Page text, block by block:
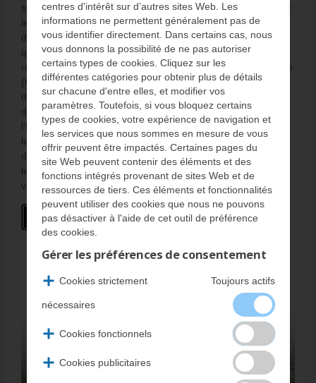
toute l’information sur les privilèges exécutoires existants sur
le véhicule à l’échelle du Canada, les données
d’immatriculation (ainsi que l’information de catégorisation,
qui vous informe si le véhicule a été volé, récupéré,
reconstruit, ou jugé irréparable, etc.) et l’historique américain
(le cas échéant). De plus, ce rapport fournit les données
d’importation du Canada et des États-Unis, les données
d’odomètre, l’historique de parties indépendantes et
l’historique de réclamation d’assurance au Canada (incluant
les dates et les montants réclamés ainsi que l’information
d’estimation de collision), de sorte que vous connaissez tout
le passé du véhicule et qu’aucune mauvaise surprise ne
vous attend.
centres d'intérêt sur d’autres sites Web. Les
informations ne permettent généralement pas de
vous identifier directement. Dans certains cas, nous
vous donnons la possibilité de ne pas autoriser
certains types de cookies. Cliquez sur les
différentes catégories pour obtenir plus de détails
sur chacune d'entre elles, et modifier vos
paramètres. Toutefois, si vous bloquez certains
types de cookies, votre expérience de navigation et
les services que nous sommes en mesure de vous
offrir peuvent être impactés. Certaines pages du
site Web peuvent contenir des éléments et des
fonctions intégrés provenant de sites Web et de
ressources de tiers. Ces éléments et fonctionnalités
peuvent utiliser des cookies que nous ne pouvons
pas désactiver à l'aide de cet outil de préférence
des cookies.
Gérer les préférences de consentement
Cookies strictement
nécessaires
Toujours actifs
Cookies fonctionnels
Cookies publicitaires